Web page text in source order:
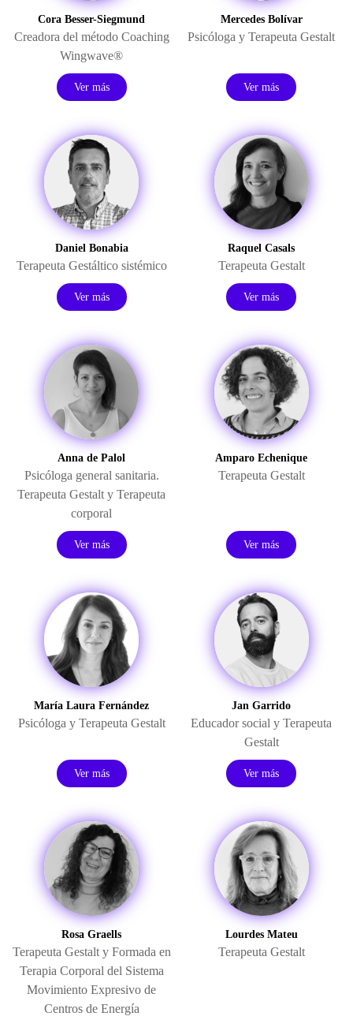
Cora Besser-Siegmund
Creadora del método Coaching
Wingwave®
Ver más
Mercedes Bolívar
Psicóloga y Terapeuta Gestalt
Ver más
Daniel Bonabia
Terapeuta Gestáltico sistémico
Ver más
Raquel Casals
Terapeuta Gestalt
Ver más
Anna de Palol
Psicóloga general sanitaria.
Terapeuta Gestalt y Terapeuta
corporal
Ver más
Amparo Echenique
Terapeuta Gestalt
Ver más
María Laura Fernández
Psicóloga y Terapeuta Gestalt
Ver más
Jan Garrido
Educador social y Terapeuta
Gestalt
Ver más
Rosa Graells
Terapeuta Gestalt y Formada en
Terapia Corporal del Sistema
Movimiento Expresivo de
Centros de Energía
Lourdes Mateu
Terapeuta Gestalt